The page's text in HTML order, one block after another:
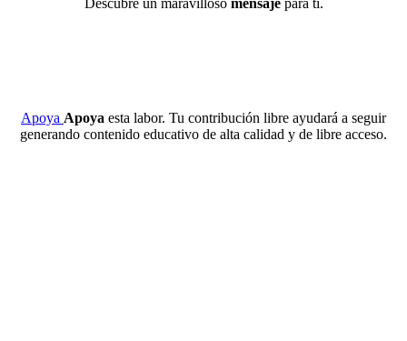
Descubre un maravilloso mensajepara ti.
Apoya Apoya esta labor. Tu contribución libre ayudará a seguir
generando contenido educativo de alta calidad y de libre acceso.